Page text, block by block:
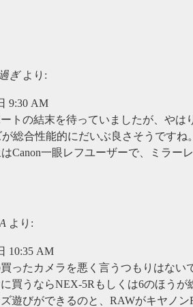
ぎ より:
9:30 AM
トの結末を待っていましたが、や
総合性能的にだいぶ良さそうですね。
Canon一眼レフユーザーで、ミラー
より:
10:35 AM
ったカメラを悪く言うつもりはない
買うならNEX-5Rもしくは6のほうが
遊びができるのと、RAWがキヤノ